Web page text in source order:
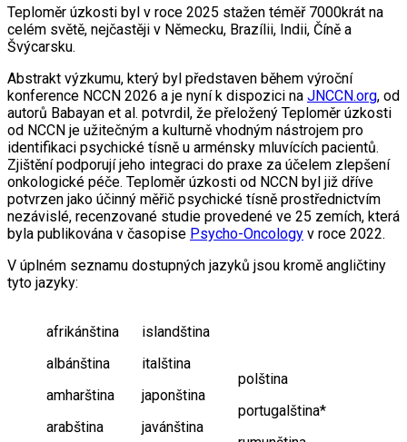
Teploměr úzkosti byl v roce 2025 stažen téměř 7000krát na
celém světě, nejčastěji v Německu, Brazílii, Indii, Číně a
Švýcarsku.
Abstrakt výzkumu, který byl představen během výroční
konference NCCN 2026 a je nyní k dispozici na JNCCN.org, od
autorů Babayan et al. potvrdil, že přeložený Teploměr úzkosti
od NCCN je užitečným a kulturně vhodným nástrojem pro
identifikaci psychické tísně u arménsky mluvících pacientů.
Zjištění podporují jeho integraci do praxe za účelem zlepšení
onkologické péče. Teploměr úzkosti od NCCN byl již dříve
potvrzen jako účinný měřič psychické tísně prostřednictvím
nezávislé, recenzované studie provedené ve 25 zemích, která
byla publikována v časopise Psycho-Oncology v roce 2022.
V úplném seznamu dostupných jazyků jsou kromě angličtiny
tyto jazyky:
afrikánština
albánština
amharština
arabština
islandština
italština
japonština
javánština
polština
portugalština*